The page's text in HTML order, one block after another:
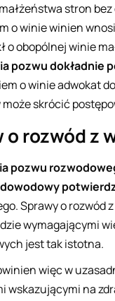
stron
o winie winien
o obopólnej winie
pozwu dokładnie
o winie adwokat
skrócić
rozwód z
pozwu
Sprawy o rozwód
wymagającymi
jest tak istotna.
więc w
wskazującymi na